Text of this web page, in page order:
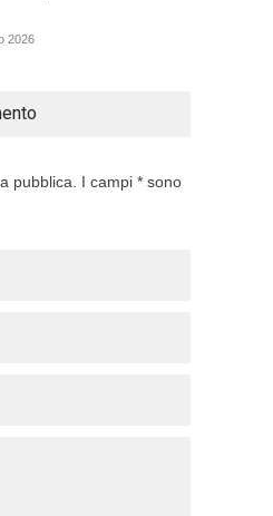
2026
pubblica. I campi * sono